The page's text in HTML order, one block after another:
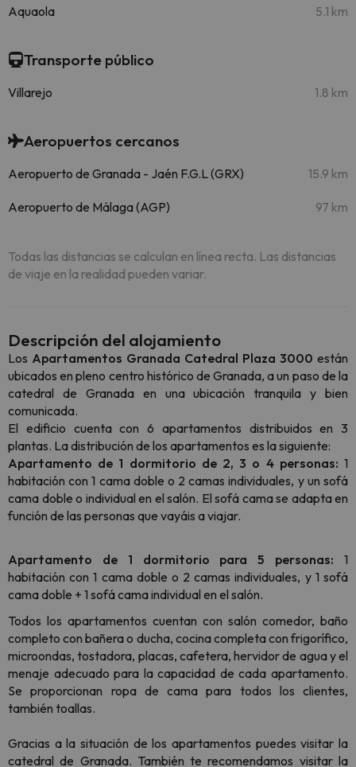
Aquaola 5.1 km
Transporte público
Villarejo 1.8 km
Aeropuertos cercanos
Aeropuerto de Granada - Jaén F.G.L (GRX) 15.9 km
Aeropuerto de Málaga (AGP) 97 km
Todas las distancias se calculan en línea recta. Las distancias
de viaje en la realidad pueden variar.
Descripción del alojamiento
Los Apartamentos Granada Catedral Plaza 3000 están
ubicados en pleno centro histórico de Granada, a un paso de la
catedral de Granada en una ubicación tranquila y bien
comunicada.
El edificio cuenta con 6 apartamentos distribuidos en 3
plantas. La distribución de los apartamentos es la siguiente:
Apartamento de 1 dormitorio de 2, 3 o 4 personas: 1
habitación con 1 cama doble o 2 camas individuales, y un sofá
cama doble o individual en el salón. El sofá cama se adapta en
función de las personas que vayáis a viajar.
Apartamento de 1 dormitorio para 5 personas: 1
habitación con 1 cama doble o 2 camas individuales, y 1 sofá
cama doble + 1 sofá cama individual en el salón.
Todos los apartamentos cuentan con salón comedor, baño
completo con bañera o ducha, cocina completa con frigorífico,
microondas, tostadora, placas, cafetera, hervidor de agua y el
menaje adecuado para la capacidad de cada apartamento.
Se proporcionan ropa de cama para todos los clientes,
también toallas.
Gracias a la situación de los apartamentos puedes visitar la
catedral de Granada. También te recomendamos visitar la